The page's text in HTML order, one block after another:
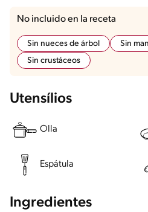
No incluido en la receta
Sin nueces de árbol Sin
Sin crustáceos
Utensílios
Olla
Espátula
Ingredientes